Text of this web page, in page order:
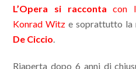
L’Opera si racconta con
Konrad Witz e soprattutto la
De Ciccio.
Riaperta dopo 6 anni di